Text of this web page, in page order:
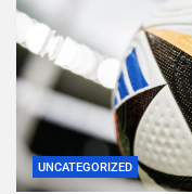
UNCATEGORIZED